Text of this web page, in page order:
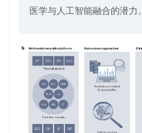
医学与人工智能融合的潜力。